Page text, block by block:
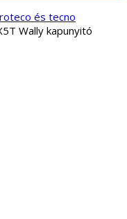
és tecno
Wally kapunyitó